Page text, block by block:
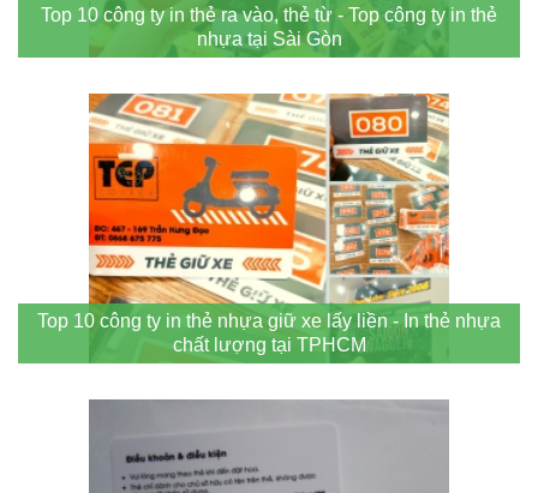
Top 10 công ty in thẻ ra vào, thẻ từ - Top công ty in thẻ
nhựa tại Sài Gòn
Top 10 công ty in thẻ nhựa giữ xe lấy liền - In thẻ nhựa
chất lượng tại TPHCM